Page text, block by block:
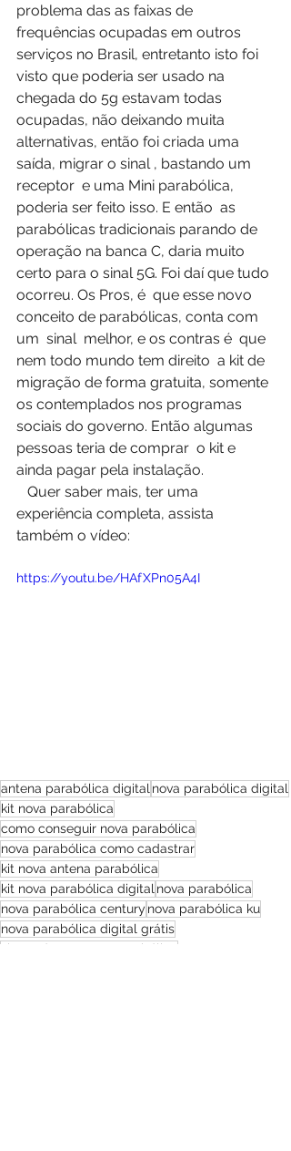
problema das as faixas de
frequências ocupadas em outros
serviços no Brasil, entretanto isto foi
visto que poderia ser usado na
chegada do 5g estavam todas
ocupadas, não deixando muita
alternativas, então foi criada uma
saída, migrar o sinal , bastando um
receptor  e uma Mini parabólica,
poderia ser feito isso. E então  as
parabólicas tradicionais parando de
operação na banca C, daria muito
certo para o sinal 5G. Foi daí que tudo
ocorreu. Os Pros, é  que esse novo
conceito de parabólicas, conta com
um  sinal  melhor, e os contras é  que
nem todo mundo tem direito  a kit de
migração de forma gratuita, somente
os contemplados nos programas
sociais do governo. Então algumas
pessoas teria de comprar  o kit e
ainda pagar pela instalação.
experiência completa, assista
também o vídeo:
https://youtu.be/HAfXPn05A4I
antena parabólica digital nova parabólica digital
kit nova parabólica
como conseguir nova parabólica
nova parabólica como cadastrar
kit nova antena parabólica
kit nova parabólica digital nova parabólica
nova parabólica century nova parabólica ku
nova parabólica digital grátis
site cadastro nova parabólica